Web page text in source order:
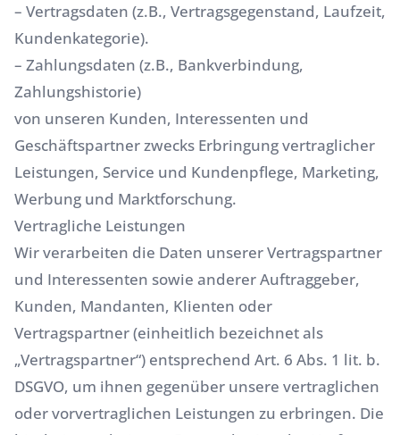
– Vertragsdaten (z.B., Vertragsgegenstand, Laufzeit,
Kundenkategorie).
– Zahlungsdaten (z.B., Bankverbindung,
Zahlungshistorie)
von unseren Kunden, Interessenten und
Geschäftspartner zwecks Erbringung vertraglicher
Leistungen, Service und Kundenpflege, Marketing,
Werbung und Marktforschung.
Vertragliche Leistungen
Wir verarbeiten die Daten unserer Vertragspartner
und Interessenten sowie anderer Auftraggeber,
Kunden, Mandanten, Klienten oder
Vertragspartner (einheitlich bezeichnet als
„Vertragspartner“) entsprechend Art. 6 Abs. 1 lit. b.
DSGVO, um ihnen gegenüber unsere vertraglichen
oder vorvertraglichen Leistungen zu erbringen. Die